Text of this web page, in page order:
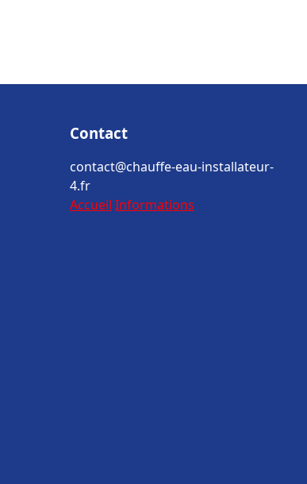
Contact
contact@chauffe-eau-installateur-
4.fr
Accueil Informations